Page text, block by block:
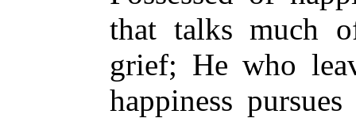
that talks much
grief; He who
happiness